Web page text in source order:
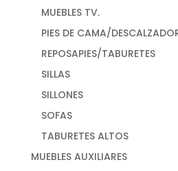
MUEBLES TV.
PIES DE CAMA/
REPOSAPIES/TABURETES
SILLAS
SILLONES
SOFAS
TABURETES ALTOS
MUEBLES AUXILIARES